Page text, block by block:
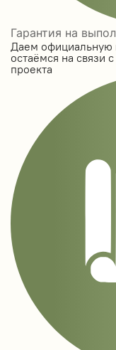
Гарантия на
Даем официальную
остаёмся на связи
проекта